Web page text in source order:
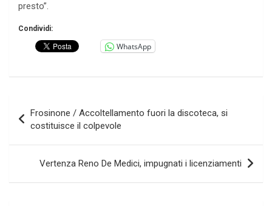
presto”.
Condividi:
WhatsApp
articoli
Frosinone / Accoltellamento fuori la discoteca, si
costituisce il colpevole
Vertenza Reno De Medici, impugnati i licenziamenti